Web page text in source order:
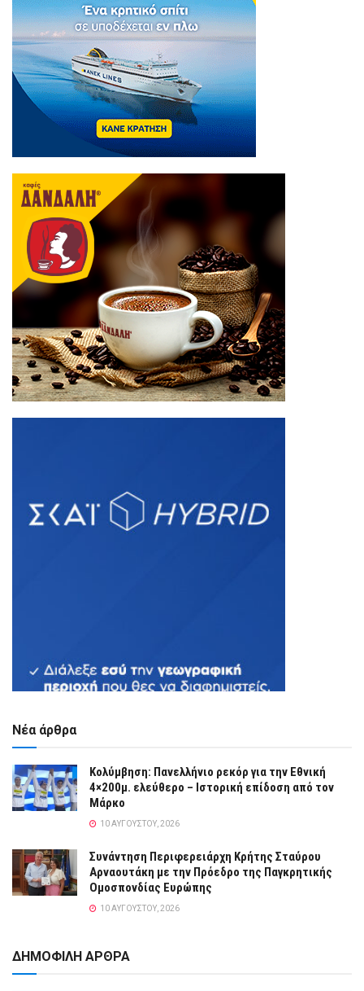
Νέα άρθρα
Κολύμβηση: Πανελλήνιο ρεκόρ για την Εθνική
4×200μ. ελεύθερο – Ιστορική επίδοση από τον
Μάρκο
10 ΑΥΓΟΎΣΤΟΥ, 2026
Συνάντηση Περιφερειάρχη Κρήτης Σταύρου
Αρναουτάκη με την Πρόεδρο της Παγκρητικής
Ομοσπονδίας Ευρώπης
10 ΑΥΓΟΎΣΤΟΥ, 2026
ΔΗΜΟΦΙΛΗ ΑΡΘΡΑ